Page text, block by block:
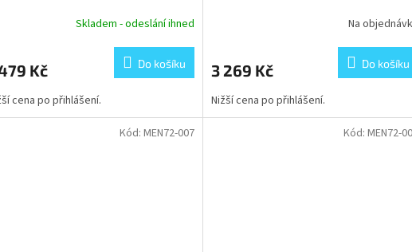
Skladem - odeslání ihned
Kč Do košíku
cena po přihlášení.
Na
3 269 Kč Do košíku
Nižší cena po přihlášení.
Kód: MEN72-007 Kód: MEN72-